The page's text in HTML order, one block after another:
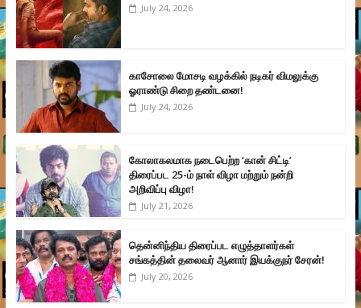
July 24, 2026
காசோலை மோசடி வழக்கில் நடிகர் விமலுக்கு
ஓராண்டு சிறை தண்டனை!
July 24, 2026
கோலாகலமாக நடைபெற்ற ‘கான் சிட்டி’
திரைப்பட 25-ம் நாள் விழா மற்றும் நன்றி
அறிவிப்பு விழா!
July 21, 2026
தென்னிந்திய திரைப்பட எழுத்தாளர்கள்
சங்கத்தின் தலைவர் ஆனார் இயக்குநர் சேரன்!
July 20, 2026